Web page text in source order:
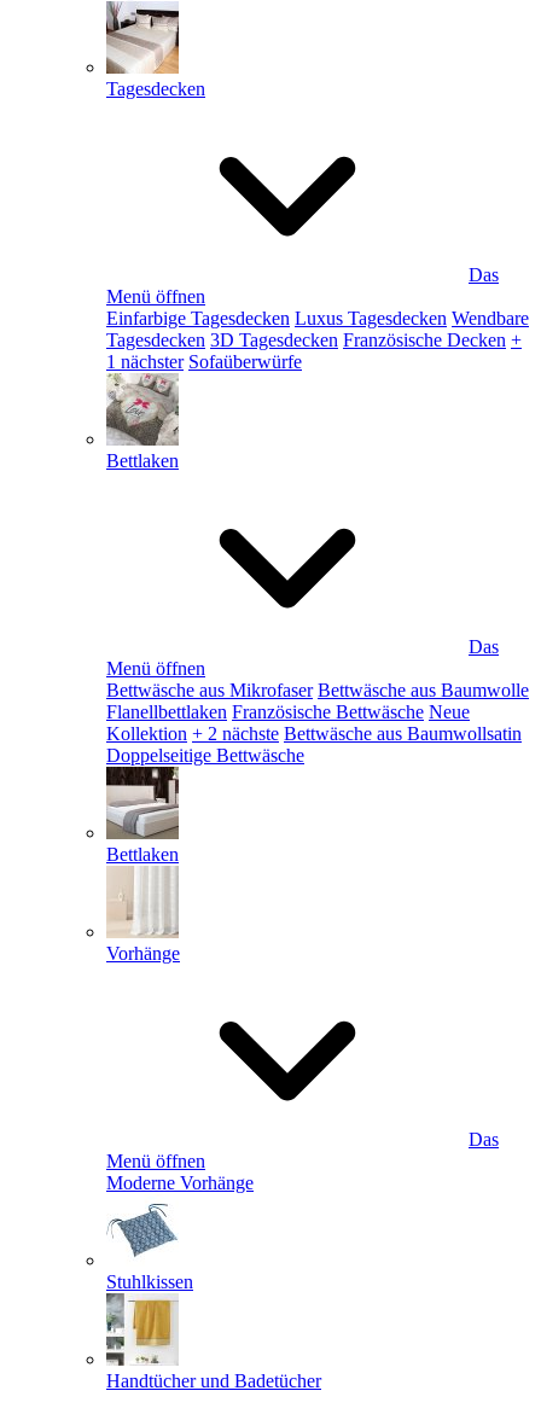
Tagesdecken
Das
Menü öffnen
Einfarbige Tagesdecken Luxus Tagesdecken Wendbare
Tagesdecken 3D Tagesdecken Französische Decken +
1 nächster Sofaüberwürfe
Bettlaken
Das
Menü öffnen
Bettwäsche aus Mikrofaser Bettwäsche aus Baumwolle
Flanellbettlaken Französische Bettwäsche Neue
Kollektion + 2 nächste Bettwäsche aus Baumwollsatin
Doppelseitige Bettwäsche
Bettlaken
Vorhänge
Das
Menü öffnen
Moderne Vorhänge
Stuhlkissen
Handtücher und Badetücher